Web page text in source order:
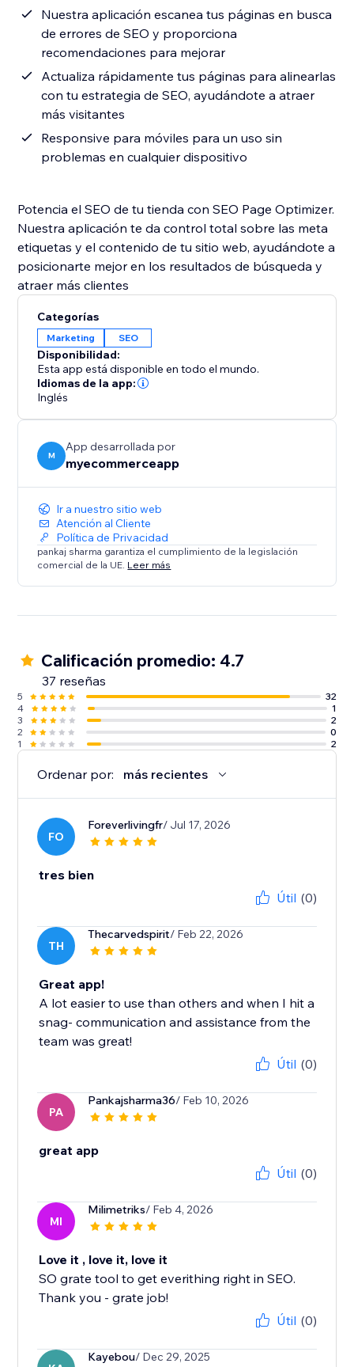
Nuestra aplicación escanea tus páginas en busca
de errores de SEO y proporciona
recomendaciones para mejorar
Actualiza rápidamente tus páginas para alinearlas
con tu estrategia de SEO, ayudándote a atraer
más visitantes
Responsive para móviles para un uso sin
problemas en cualquier dispositivo
Potencia el SEO de tu tienda con SEO Page Optimizer.
Nuestra aplicación te da control total sobre las meta
etiquetas y el contenido de tu sitio web, ayudándote a
posicionarte mejor en los resultados de búsqueda y
atraer más clientes
Categorías
Marketing SEO
Disponibilidad:
Esta app está disponible en todo el mundo.
Idiomas de la app:
Inglés
M
App desarrollada por
myecommerceapp
Ir a nuestro sitio web
Atención al Cliente
Política de Privacidad
pankaj sharma garantiza el cumplimiento de la legislación
comercial de la UE. Leer más
Calificación promedio: 4.7
37 reseñas
5
32
4
1
3
2
2
0
1
2
Ordenar por: más recientes
FO
Foreverlivingfr/ Jul 17, 2026
tres bien
Útil (0)
TH
Thecarvedspirit/ Feb 22, 2026
Great app!
A lot easier to use than others and when I hit a
snag- communication and assistance from the
team was great!
Útil (0)
PA
Pankajsharma36/ Feb 10, 2026
great app
Útil (0)
MI
Milimetriks/ Feb 4, 2026
Love it , love it, love it
SO grate tool to get everithing right in SEO.
Thank you - grate job!
Útil (0)
Kayebou/ Dec 29, 2025